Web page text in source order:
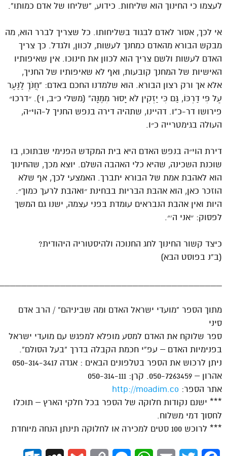
לעצמו כי החינוך הוא שליחות. כידוע, “שליחו של אדם כמותו”.
אי לכך, אסור לאדם לבגוד בשליחותו. כל שצריך לברר הוא, מה
מבקש הבורא מהאדם כמחנך לעשות, לכוון, ולגדל. כך צריך
האדם לעשות ולשם צריך הוא לכוון את חינוכו. אין שאיפותיו
האישיות של המחנך קובעות, ואף לא שאיפותיו של החניך,
אלא אך ורק רצון הבורא. הוא שלמדנו החכם באדם: “חֲנֹךְ לַנַּעַר
עַל פִּי דַרְכּוֹ, גַּם כִּי יַזְקִין לֹא יָסוּר מִמֶּנָּה” (משלי כ״ב, ו׳). ״דרכו״
פירושו דר-כ”ו. דהיינו, שתהיה דירה בנפש החניך ל-הוי״ה,
העולה בגימטרייה כ״ו.
דירת הוי״ה בנפש האדם היא בית המקדש הפנימי שבתוכו, בו
שוכנת השכינה, שהיא כלי האהבה השלם. יוצא מכך, שהחינוך
הוא לאהבת אמת של הבורא יתברך. האמצעי לכך, אף שלא
הוזכר כאן, הוא אהבת הבריות בבחינת ״ואהבת לרעך כמוך״.
היות ואין אהבת הנבראים עומדת בפני עצמה, ישנו גם המשך
לפסוק: ״אני ה׳״.
כיצד קשור החינוך לחג החנוכה ולהיסטוריה היהודית?
(ב”נ בפוסט הבא)
מתוך הספר “מועדי ישראל האדם ומה שביניהם” / הרב אדם
סיני
ספר שלוקח את האדם למסע מופלא למפגש עם מועדי ישראל
בפנימיות האדם – עפ”י חכמת הקבלה בדרך “בעל הסולם”.
ניתן לרכוש את הספר בטלפונים הבאים : אגדה 050-314-3417
אהרון – 050-7263459. קרן: 050-314-111
אתר הספר: http://moadim.co
*** ישנם נקודות חלוקה של הספר בכל חלקי הארץ – תוכלו
לחסוך דמי משלוח.
*** לרוכש 100 סטים למכירה או לחלוקה תינתן הנחה מיוחדת